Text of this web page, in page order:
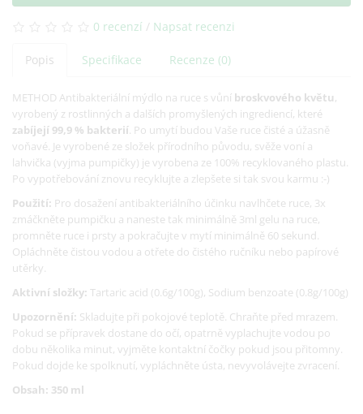
0 recenzí / Napsat recenzi
Popis Specifikace Recenze (0)
METHOD Antibakteriální mýdlo na ruce s vůní broskvového květu,
vyrobený z rostlinných a dalších promyšlených ingrediencí, které
zabíjejí 99,9 % bakterií. Po umytí budou Vaše ruce čisté a úžasně
voňavé. Je vyrobené ze složek přírodního původu, svěže voní a
lahvička (vyjma pumpičky) je vyrobena ze 100% recyklovaného plastu.
Po vypotřebování znovu recyklujte a zlepšete si tak svou karmu :-)
Použití: Pro dosažení antibakteriálního účinku navlhčete ruce, 3x
zmáčkněte pumpičku a naneste tak minimálně 3ml gelu na ruce,
promněte ruce i prsty a pokračujte v mytí minimálně 60 sekund.
Opláchněte čistou vodou a otřete do čistého ručníku nebo papírové
utěrky.
Aktivní složky: Tartaric acid (0.6g/100g), Sodium benzoate (0.8g/100g)
Upozornění: Skladujte při pokojové teplotě. Chraňte před mrazem.
Pokud se přípravek dostane do očí, opatrně vyplachujte vodou po
dobu několika minut, vyjměte kontaktní čočky pokud jsou přitomny.
Pokud dojde ke spolknutí, vypláchněte ústa, nevyvolávejte zvracení.
Obsah: 350 ml